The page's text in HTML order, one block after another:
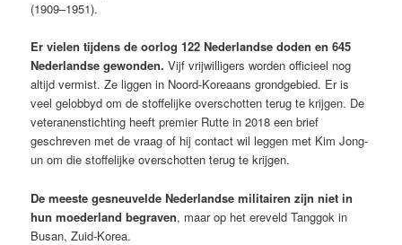
(1909–1951).
Er vielen tijdens de oorlog 122 Nederlandse doden en 645
Nederlandse gewonden.Vijf vrijwilligers worden officieel nog
altijd vermist. Ze liggen in Noord-Koreaans grondgebied. Er is
veel gelobbyd om de stoffelijke overschotten terug te krijgen. De
veteranenstichting heeft premier Rutte in 2018 een brief
geschreven met de vraag of hij contact wil leggen met Kim Jong-
un om die stoffelijke overschotten terug te krijgen.
De meeste gesneuvelde Nederlandse militairen zijn niet in
hun moederland begraven, maar op het ereveld Tanggok in
Busan, Zuid-Korea.